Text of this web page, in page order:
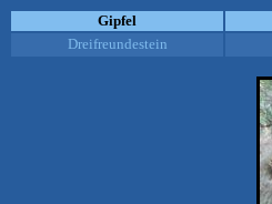
Gipfel
Dreifreundestein